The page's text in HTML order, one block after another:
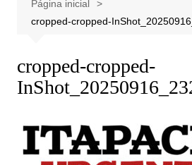
Página inicial
cropped-cropped-
cropped-cropped-